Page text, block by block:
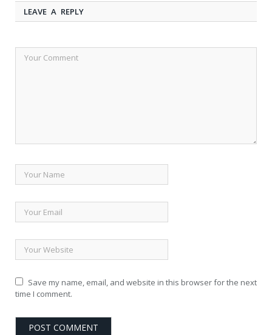
LEAVE A REPLY
Save my name, email, and website in this browser for the next
time I comment.